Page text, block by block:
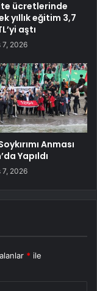
ücretlerinde
yıllık eğitim 3,7
aştı
7, 2026
Anması
Yapıldı
7, 2026
* ile